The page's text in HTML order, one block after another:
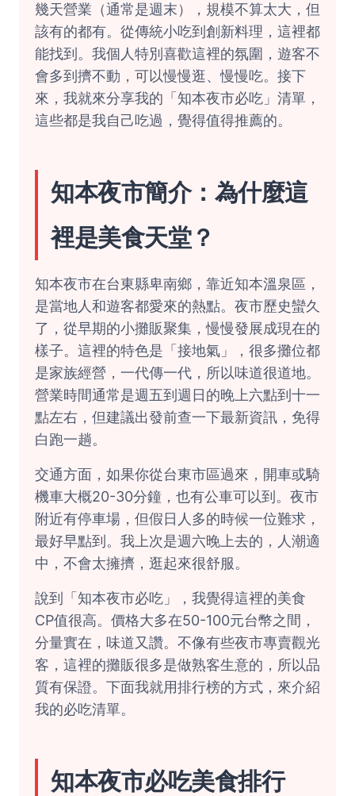
幾天營業（通常是週末），規模不算太大，但
該有的都有。從傳統小吃到創新料理，這裡都
能找到。我個人特別喜歡這裡的氛圍，遊客不
會多到擠不動，可以慢慢逛、慢慢吃。接下
來，我就來分享我的「知本夜市必吃」清單，
這些都是我自己吃過，覺得值得推薦的。
知本夜市簡介：為什麼這
裡是美食天堂？
知本夜市在台東縣卑南鄉，靠近知本溫泉區，
是當地人和遊客都愛來的熱點。夜市歷史蠻久
了，從早期的小攤販聚集，慢慢發展成現在的
樣子。這裡的特色是「接地氣」，很多攤位都
是家族經營，一代傳一代，所以味道很道地。
營業時間通常是週五到週日的晚上六點到十一
點左右，但建議出發前查一下最新資訊，免得
白跑一趟。
交通方面，如果你從台東市區過來，開車或騎
機車大概20-30分鐘，也有公車可以到。夜市
附近有停車場，但假日人多的時候一位難求，
最好早點到。我上次是週六晚上去的，人潮適
中，不會太擁擠，逛起來很舒服。
說到「知本夜市必吃」，我覺得這裡的美食
CP值很高。價格大多在50-100元台幣之間，
分量實在，味道又讚。不像有些夜市專賣觀光
客，這裡的攤販很多是做熟客生意的，所以品
質有保證。下面我就用排行榜的方式，來介紹
我的必吃清單。
知本夜市必吃美食排行